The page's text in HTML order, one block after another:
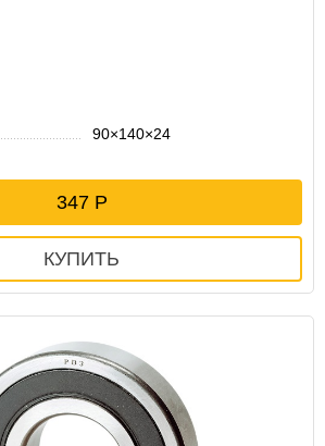
90×140×24
347